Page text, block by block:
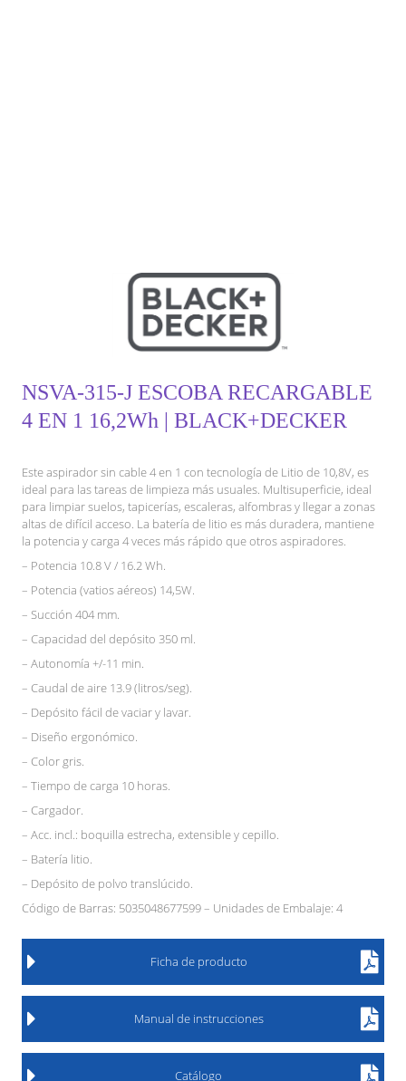
NSVA-315-J ESCOBA RECARGABLE
4 EN 1 16,2Wh | BLACK+DECKER
Este aspirador sin cable 4 en 1 con tecnología de Litio de 10,8V, es
ideal para las tareas de limpieza más usuales. Multisuperficie, ideal
para limpiar suelos, tapicerías, escaleras, alfombras y llegar a zonas
altas de difícil acceso. La batería de litio es más duradera, mantiene
la potencia y carga 4 veces más rápido que otros aspiradores.
– Potencia 10.8 V / 16.2 Wh.
– Potencia (vatios aéreos) 14,5W.
– Succión 404 mm.
– Capacidad del depósito 350 ml.
– Autonomía +/-11 min.
– Caudal de aire 13.9 (litros/seg).
– Depósito fácil de vaciar y lavar.
– Diseño ergonómico.
– Color gris.
– Tiempo de carga 10 horas.
– Cargador.
– Acc. incl.: boquilla estrecha, extensible y cepillo.
– Batería litio.
– Depósito de polvo translúcido.
Código de Barras: 5035048677599 – Unidades de Embalaje: 4
Ficha de producto
Manual de instrucciones
Catálogo